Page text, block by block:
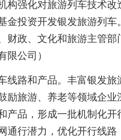
构强化对旅游列车技术
金投资开发银发旅游列
财政、文化和旅游主管
限公司）
路和产品。丰富银发旅
励旅游、养老等领域企
产品，形成一批机制化
通行潜力，优化开行线